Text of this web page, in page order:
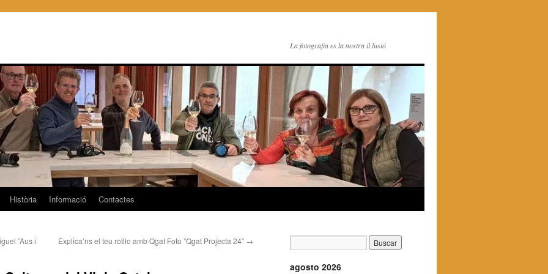
La fotografia es la nostra il·lusió
Història Informació Contactes
”Aus i
Explica’ns el teu rotllo amb Qgat Foto ”Qgat Projecta 24” →
agosto 2026